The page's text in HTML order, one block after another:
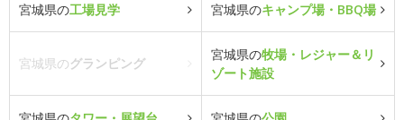
宮城県の工場見学 宮城県のキャンプ場・BBQ場
宮城県のグランピング
宮城県の牧場・レジャー＆リ
ゾート施設